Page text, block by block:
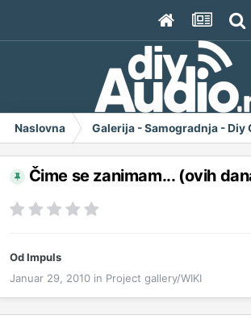
Naslovna Galerija - Samogradnja - Diy
Čime se zanimam... (ovih
OdImpuls
Januar 29, 2010 in Project gallery/WIKI